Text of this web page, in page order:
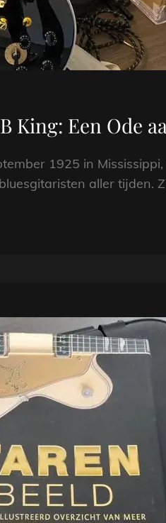
King: Een Ode
1925 in
aller tijden.